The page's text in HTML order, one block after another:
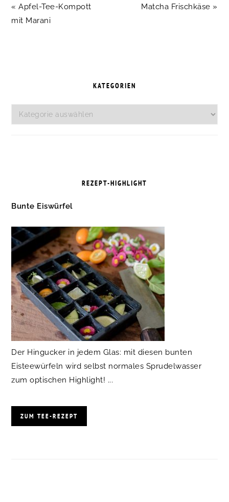
Vorheriger
Beitrag:
« Apfel-Tee-Kompott
mit Marani
Nächster
Matcha Frischkäse »
KATEGORIEN
Kategorien
REZEPT-HIGHLIGHT
Bunte Eiswürfel
Der Hingucker in jedem Glas: mit diesen bunten
Eisteewürfeln wird selbst normales Sprudelwasser
zum optischen Highlight! ...
ZUM TEE-REZEPT